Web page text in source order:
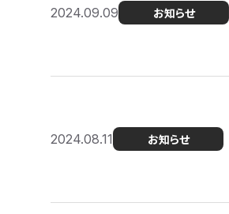
2024.09.09 お知らせ
2024.08.11 お知らせ